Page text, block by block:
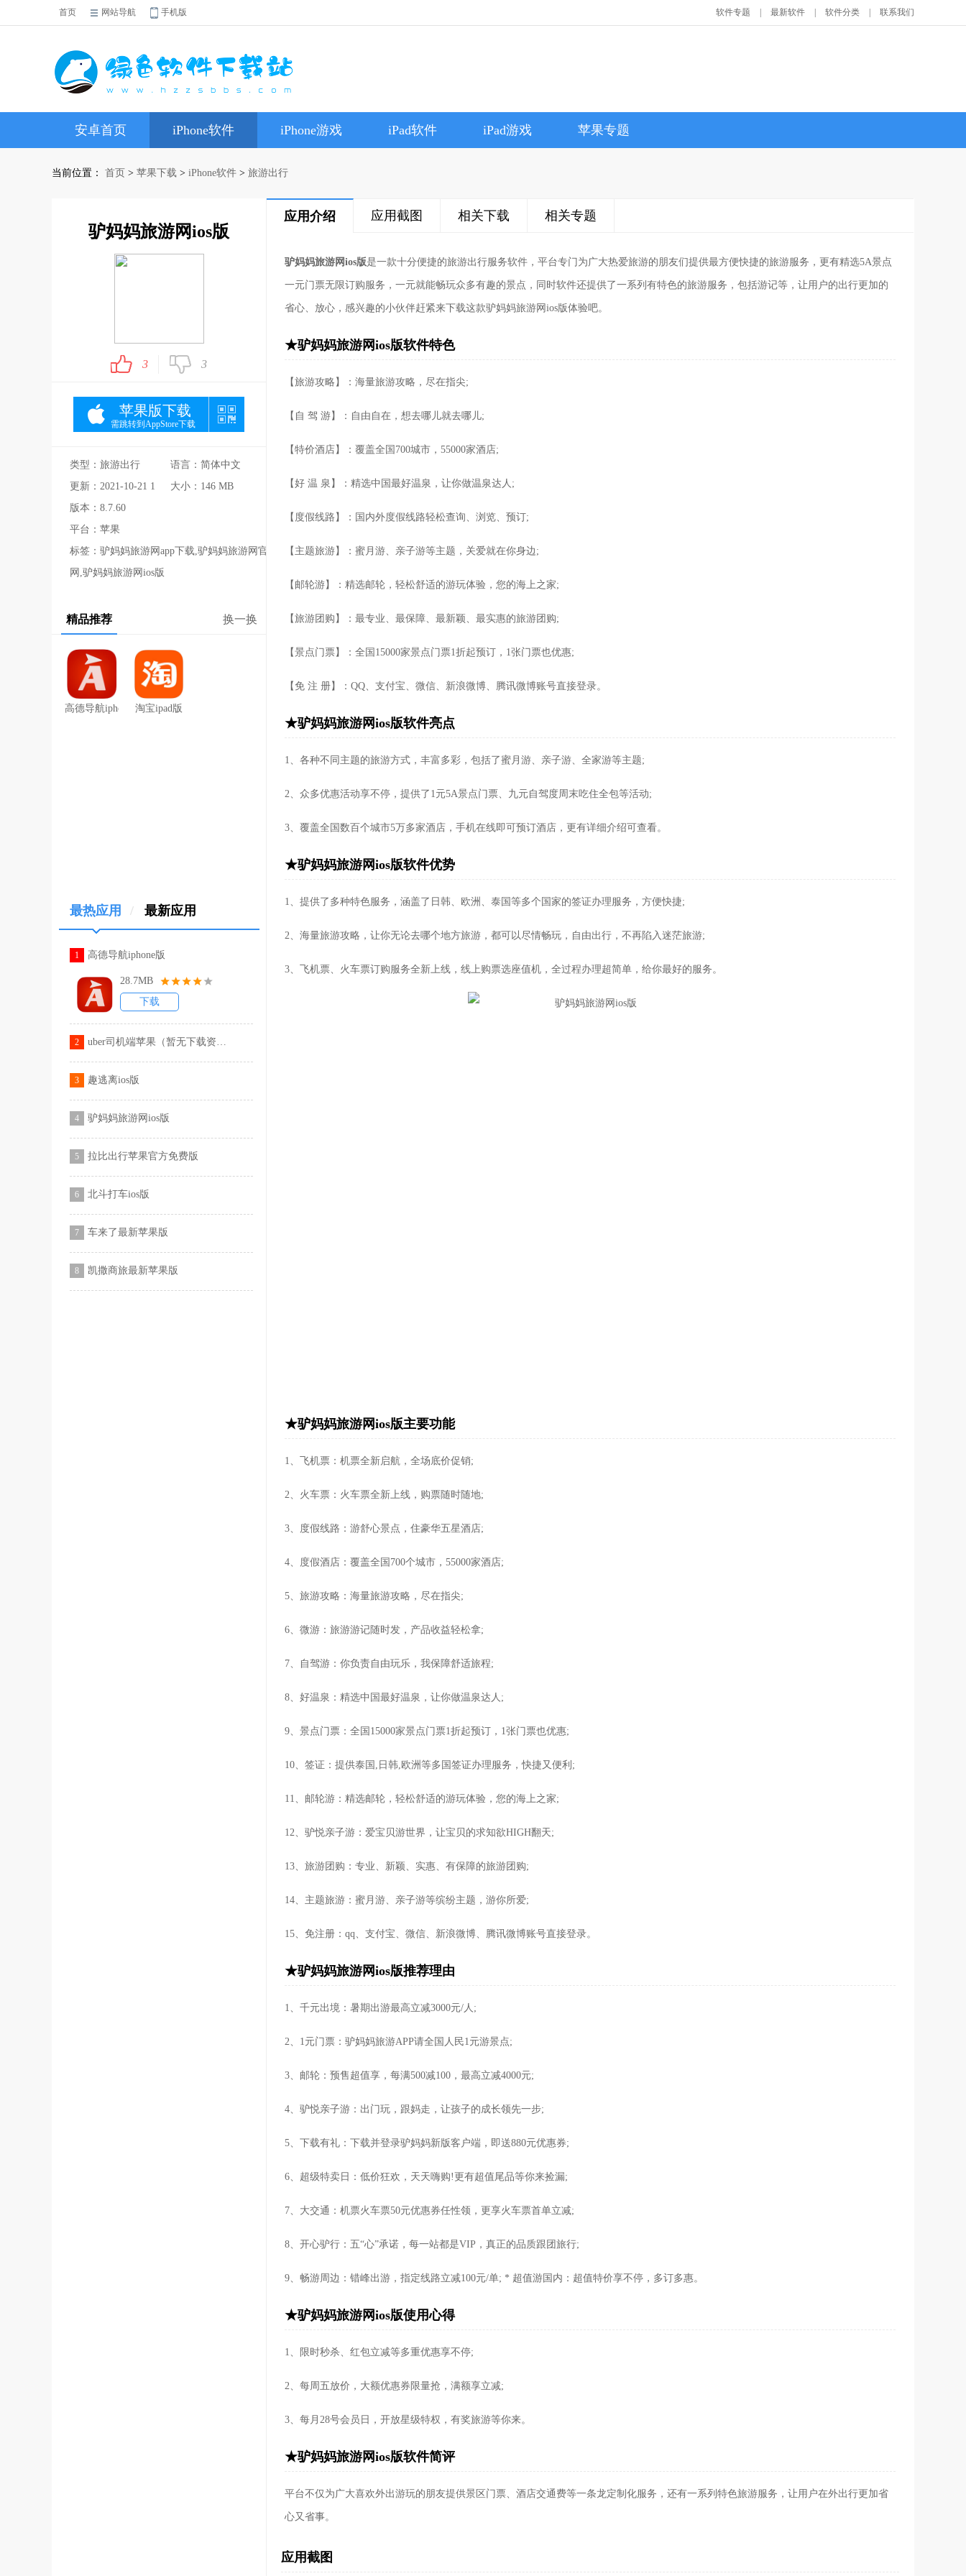
首页 网站导航 手机版 软件专题 最新软件 软件分类 联系我们
安卓首页 iPhone软件 iPhone游戏 iPad软件 iPad游戏 苹果专题
当前位置： 首页 > 苹果下载 > iPhone软件 > 旅游出行
驴妈妈旅游网ios版
3 3
苹果版下载
需跳转到AppStore下载
类型：旅游出行
语言：简体中文
更新：2021-10-21 11:30:46大小：146 MB
版本：8.7.60
平台：苹果
标签：驴妈妈旅游网app下载,驴妈妈旅游网官
网,驴妈妈旅游网ios版
精品推荐 换一换
高德导航iphone版淘宝ipad版
最热应用 / 最新应用
1 高德导航iphone版
28.7MB
下载
2 uber司机端苹果（暂无下载资源）
3 趣逃离ios版
4 驴妈妈旅游网ios版
5 拉比出行苹果官方免费版
6 北斗打车ios版
7 车来了最新苹果版
8 凯撒商旅最新苹果版
应用介绍 应用截图 相关下载 相关专题
驴妈妈旅游网ios版是一款十分便捷的旅游出行服务软件，平台专门为广大热爱旅游的朋友们提供最方便快捷的旅游服务，更有精选5A景点
一元门票无限订购服务，一元就能畅玩众多有趣的景点，同时软件还提供了一系列有特色的旅游服务，包括游记等，让用户的出行更加的
省心、放心，感兴趣的小伙伴赶紧来下载这款驴妈妈旅游网ios版体验吧。
★驴妈妈旅游网ios版软件特色
【旅游攻略】：海量旅游攻略，尽在指尖;
【自 驾 游】：自由自在，想去哪儿就去哪儿;
【特价酒店】：覆盖全国700城市，55000家酒店;
【好 温 泉】：精选中国最好温泉，让你做温泉达人;
【度假线路】：国内外度假线路轻松查询、浏览、预订;
【主题旅游】：蜜月游、亲子游等主题，关爱就在你身边;
【邮轮游】：精选邮轮，轻松舒适的游玩体验，您的海上之家;
【旅游团购】：最专业、最保障、最新颖、最实惠的旅游团购;
【景点门票】：全国15000家景点门票1折起预订，1张门票也优惠;
【免 注 册】：QQ、支付宝、微信、新浪微博、腾讯微博账号直接登录。
★驴妈妈旅游网ios版软件亮点
1、各种不同主题的旅游方式，丰富多彩，包括了蜜月游、亲子游、全家游等主题;
2、众多优惠活动享不停，提供了1元5A景点门票、九元自驾度周末吃住全包等活动;
3、覆盖全国数百个城市5万多家酒店，手机在线即可预订酒店，更有详细介绍可查看。
★驴妈妈旅游网ios版软件优势
1、提供了多种特色服务，涵盖了日韩、欧洲、泰国等多个国家的签证办理服务，方便快捷;
2、海量旅游攻略，让你无论去哪个地方旅游，都可以尽情畅玩，自由出行，不再陷入迷茫旅游;
3、飞机票、火车票订购服务全新上线，线上购票选座值机，全过程办理超简单，给你最好的服务。
★驴妈妈旅游网ios版主要功能
1、飞机票：机票全新启航，全场底价促销;
2、火车票：火车票全新上线，购票随时随地;
3、度假线路：游舒心景点，住豪华五星酒店;
4、度假酒店：覆盖全国700个城市，55000家酒店;
5、旅游攻略：海量旅游攻略，尽在指尖;
6、微游：旅游游记随时发，产品收益轻松拿;
7、自驾游：你负责自由玩乐，我保障舒适旅程;
8、好温泉：精选中国最好温泉，让你做温泉达人;
9、景点门票：全国15000家景点门票1折起预订，1张门票也优惠;
10、签证：提供泰国,日韩,欧洲等多国签证办理服务，快捷又便利;
11、邮轮游：精选邮轮，轻松舒适的游玩体验，您的海上之家;
12、驴悦亲子游：爱宝贝游世界，让宝贝的求知欲HIGH翻天;
13、旅游团购：专业、新颖、实惠、有保障的旅游团购;
14、主题旅游：蜜月游、亲子游等缤纷主题，游你所爱;
15、免注册：qq、支付宝、微信、新浪微博、腾讯微博账号直接登录。
★驴妈妈旅游网ios版推荐理由
1、千元出境：暑期出游最高立减3000元/人;
2、1元门票：驴妈妈旅游APP请全国人民1元游景点;
3、邮轮：预售超值享，每满500减100，最高立减4000元;
4、驴悦亲子游：出门玩，跟妈走，让孩子的成长领先一步;
5、下载有礼：下载并登录驴妈妈新版客户端，即送880元优惠券;
6、超级特卖日：低价狂欢，天天嗨购!更有超值尾品等你来捡漏;
7、大交通：机票火车票50元优惠券任性领，更享火车票首单立减;
8、开心驴行：五“心”承诺，每一站都是VIP，真正的品质跟团旅行;
9、畅游周边：错峰出游，指定线路立减100元/单; * 超值游国内：超值特价享不停，多订多惠。
★驴妈妈旅游网ios版使用心得
1、限时秒杀、红包立减等多重优惠享不停;
2、每周五放价，大额优惠券限量抢，满额享立减;
3、每月28号会员日，开放星级特权，有奖旅游等你来。
★驴妈妈旅游网ios版软件简评
平台不仅为广大喜欢外出游玩的朋友提供景区门票、酒店交通费等一条龙定制化服务，还有一系列特色旅游服务，让用户在外出行更加省
心又省事。
应用截图